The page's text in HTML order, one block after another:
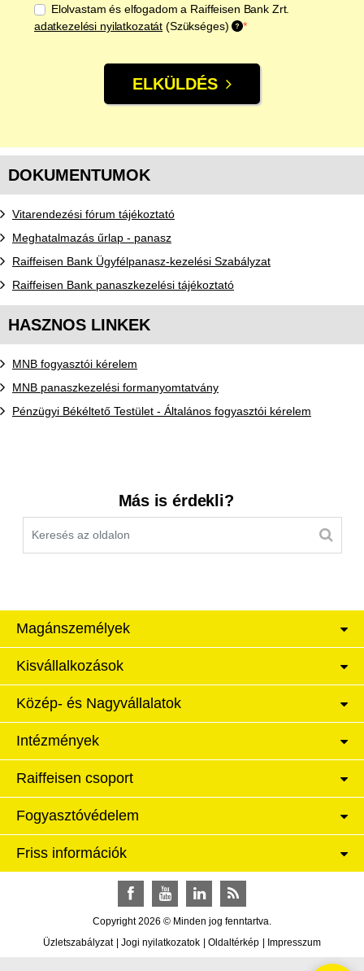
A probléma részletes leírása:
Szükséges
Elolvastam és elfogadom a Raiffeisen Bank Zrt.
adatkezelési nyilatkozatát (Szükséges)
ELKÜLDÉS
DOKUMENTUMOK
Vitarendezési fórum tájékoztató
Meghatalmazás űrlap - panasz
Raiffeisen Bank Ügyfélpanasz-kezelési Szabályzat
Raiffeisen Bank panaszkezelési tájékoztató
HASZNOS LINKEK
MNB fogyasztói kérelem
MNB panaszkezelési formanyomtatvány
Pénzügyi Békéltető Testület - Általános fogyasztói kérelem
Más is érdekli?
Magánszemélyek
Kisvállalkozások
Közép- és Nagyvállalatok
Intézmények
Raiffeisen csoport
Fogyasztóvédelem
Friss információk
Copyright 2026 © Minden jog fenntartva.
FacebookYouTubeLinkedInRSS
Üzletszabályzat Jogi nyilatkozatok Oldaltérkép Impresszum